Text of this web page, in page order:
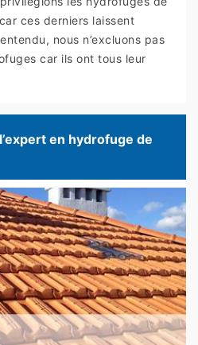
ces derniers laissent
nous n’excluons pas
car ils ont tous leur
en hydrofuge de